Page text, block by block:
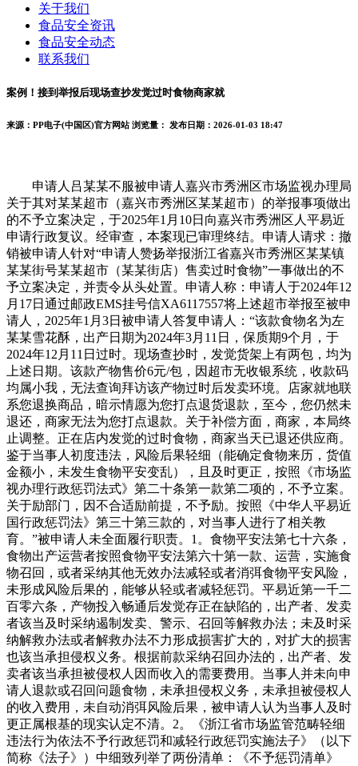
关于我们
食品安全资讯
食品安全动态
联系我们
案例！接到举报后现场查抄发觉过时食物商家就
来源：PP电子(中国区)官方网站 浏览量： 发布日期：2026-01-03 18:47
申请人吕某某不服被申请人嘉兴市秀洲区市场监视办理局
关于其对某某超市（嘉兴市秀洲区某某超市）的举报事项做出
的不予立案决定，于2025年1月10日向嘉兴市秀洲区人平易近
申请行政复议。经审查，本案现已审理终结。申请人请求：撤
销被申请人针对“申请人赞扬举报浙江省嘉兴市秀洲区某某镇
某某街号某某超市（某某街店）售卖过时食物”一事做出的不
予立案决定，并责令从头处置。申请人称：申请人于2024年12
月17日通过邮政EMS挂号信XA6117557将上述超市举报至被申
请人，2025年1月3日被申请人答复申请人：“该款食物名为左
某某雪花酥，出产日期为2024年3月11日，保质期9个月，于
2024年12月11日过时。现场查抄时，发觉货架上有两包，均为
上述日期。该款产物售价6元/包，因超市无收银系统，收款码
均属小我，无法查询拜访该产物过时后发卖环境。店家就地联
系您退换商品，暗示情愿为您打点退货退款，至今，您仍然未
退还，商家无法为您打点退款。关于补偿方面，商家，本局终
止调整。正在店内发觉的过时食物，商家当天已退还供应商。
鉴于当事人初度违法，风险后果轻细（能确定食物来历，货值
金额小，未发生食物平安变乱），且及时更正，按照《市场监
视办理行政惩罚法式》第二十条第一款第二项的，不予立案。
关于励部门，因不合适励前提，不予励。按照《中华人平易近
国行政惩罚法》第三十第三款的，对当事人进行了相关教
育。”被申请人未全面履行职责。1。食物平安法第七十六条，
食物出产运营者按照食物平安法第六十第一款、运营，实施食
物召回，或者采纳其他无效办法减轻或者消弭食物平安风险，
未形成风险后果的，能够从轻或者减轻惩罚。平易近第一千二
百零六条，产物投入畅通后发觉存正在缺陷的，出产者、发卖
者该当及时采纳遏制发卖、警示、召回等解救办法；未及时采
纳解救办法或者解救办法不力形成损害扩大的，对扩大的损害
也该当承担侵权义务。根据前款采纳召回办法的，出产者、发
卖者该当承担被侵权人因而收入的需要费用。当事人并未向申
请人退款或召回问题食物，未承担侵权义务，未承担被侵权人
的收入费用，未自动消弭风险后果，被申请人认为当事人及时
更正属根基的现实认定不清。2。《浙江省市场监管范畴轻细
违法行为依法不予行政惩罚和减轻行政惩罚实施法子》（以下
简称《法子》）中细致列举了两份清单：《不予惩罚清单》